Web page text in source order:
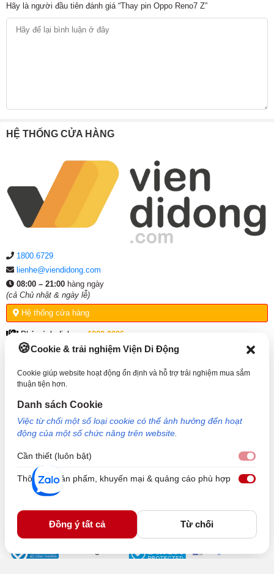
Cookie & trải nghiệm Viện Di Động
Cookie giúp website hoạt động ổn định và hỗ trợ trải nghiệm mua sắm
thuận tiện hơn.
Danh sách Cookie
Việc từ chối một số loại cookie có thể ảnh hưởng đến hoạt
động của một số chức năng trên website.
Cần thiết (luôn bật)
Thông tin sản phẩm, khuyến mại & quảng cáo phù hợp
Đồng ý tất cả Từ chối
Hãy là người đầu tiên đánh giá “Thay pin Oppo Reno7 Z”
HỆ THỐNG CỬA HÀNG
1800.6729
lienhe@viendidong.com
08:00 – 21:00 hàng ngày
(cả Chủ nhật & ngày lễ)
Hệ thống cửa hàng
Phản ánh dịch vụ: 1900.2006
THÔNG TIN HỖ TRỢ
VỀ VIỆN DI ĐỘNG
KẾT NỐI VỚI VIỆN DI ĐỘNG
Công Ty TNHH Công Nghệ và Đầu Tư Viện Di Động - 73 Trần Quang Khải, Phường Tân
kế hoạch và đầu tư TP Hồ Chí Minh. Giám đốc: Nguyễn Ngọc Ngân. Hotline: 1800.6729
(miễn phí) - Email: cskh@viendidong.com - Bản quyền thuộc về Viện Di Động.